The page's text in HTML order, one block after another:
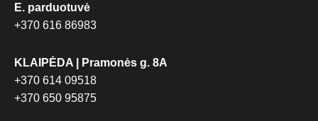
E. parduotuvė
+370 616 86983
KLAIPĖDA | Pramonės g. 8A
+370 614 09518
+370 650 95875